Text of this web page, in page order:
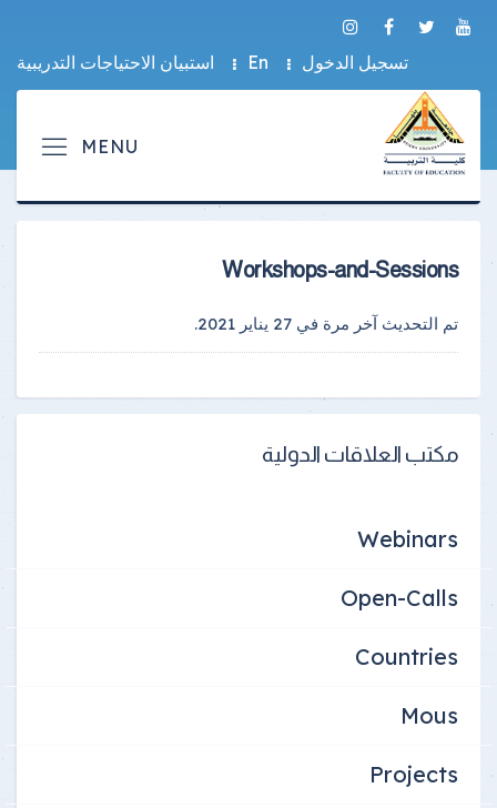
تسجيل الدخول En استبيان الاحتياجات التدريبية
Workshops-and-Sessions
تم التحديث آخر مرة في 27 يناير 2021 .
مكتب العلاقات الدولية
Webinars
Open-Calls
Countries
Mous
Projects